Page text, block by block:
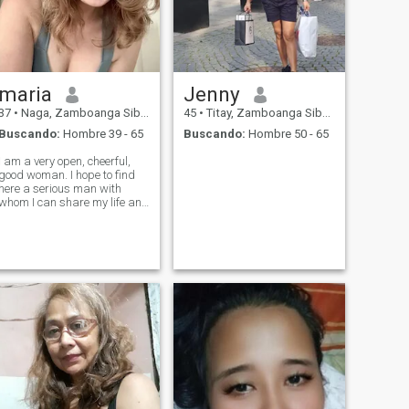
maria
• Naga, Zamboanga Sibugay, Filipinas
Buscando: Hombre 39 - 65
I am a very open, cheerful,
good woman. I hope to find
here a serious man with
I can share my life and
do it. If you are my man I
do
Jenny
45 • Titay, Zamboanga Sibugay, Filipinas
Buscando: Hombre 50 - 65